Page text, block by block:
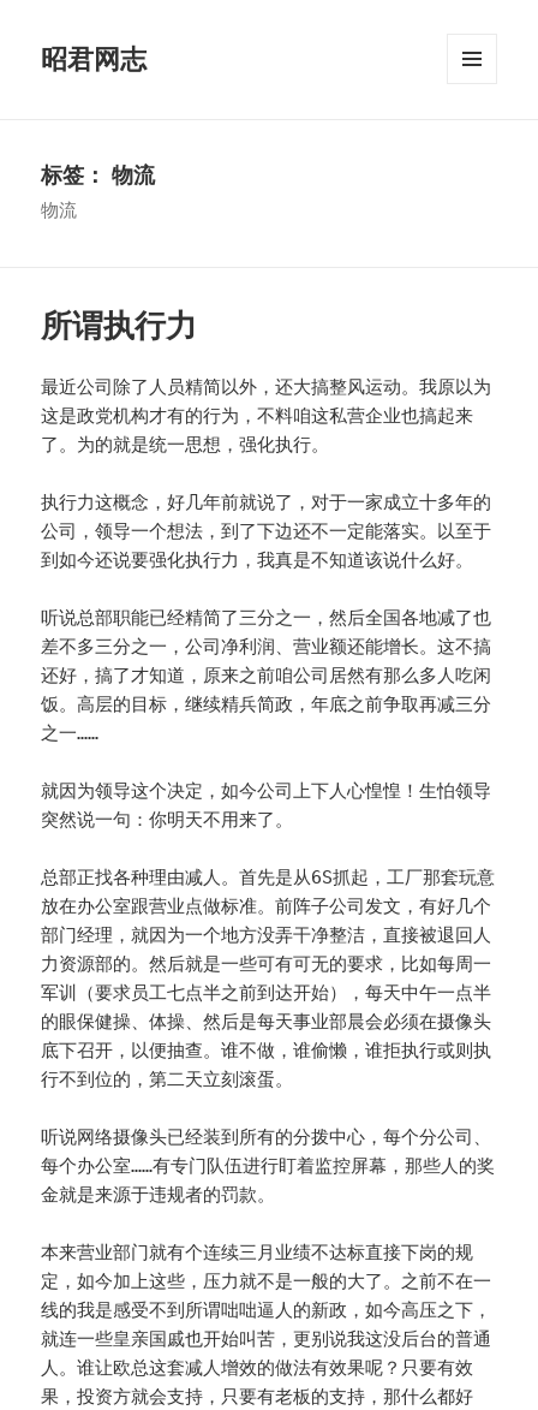
昭君网志
标签：物流
物流
所谓执行力
最近公司除了人员精简以外，还大搞整风运动。我原以为
这是政党机构才有的行为，不料咱这私营企业也搞起来
了。为的就是统一思想，强化执行。
执行力这概念，好几年前就说了，对于一家成立十多年的
公司，领导一个想法，到了下边还不一定能落实。以至于
到如今还说要强化执行力，我真是不知道该说什么好。
听说总部职能已经精简了三分之一，然后全国各地减了也
差不多三分之一，公司净利润、营业额还能增长。这不搞
还好，搞了才知道，原来之前咱公司居然有那么多人吃闲
饭。高层的目标，继续精兵简政，年底之前争取再减三分
之一……
就因为领导这个决定，如今公司上下人心惶惶！生怕领导
突然说一句：你明天不用来了。
总部正找各种理由减人。首先是从6S抓起，工厂那套玩意
放在办公室跟营业点做标准。前阵子公司发文，有好几个
部门经理，就因为一个地方没弄干净整洁，直接被退回人
力资源部的。然后就是一些可有可无的要求，比如每周一
军训（要求员工七点半之前到达开始），每天中午一点半
的眼保健操、体操、然后是每天事业部晨会必须在摄像头
底下召开，以便抽查。谁不做，谁偷懒，谁拒执行或则执
行不到位的，第二天立刻滚蛋。
听说网络摄像头已经装到所有的分拨中心，每个分公司、
每个办公室……有专门队伍进行盯着监控屏幕，那些人的奖
金就是来源于违规者的罚款。
本来营业部门就有个连续三月业绩不达标直接下岗的规
定，如今加上这些，压力就不是一般的大了。之前不在一
线的我是感受不到所谓咄咄逼人的新政，如今高压之下，
就连一些皇亲国戚也开始叫苦，更别说我这没后台的普通
人。谁让欧总这套减人增效的做法有效果呢？只要有效
果，投资方就会支持，只要有老板的支持，那什么都好